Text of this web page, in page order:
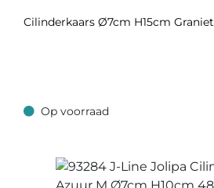
Cilinderkaars Ø7cm H15cm Graniet
Op voorraad
Op voorraad